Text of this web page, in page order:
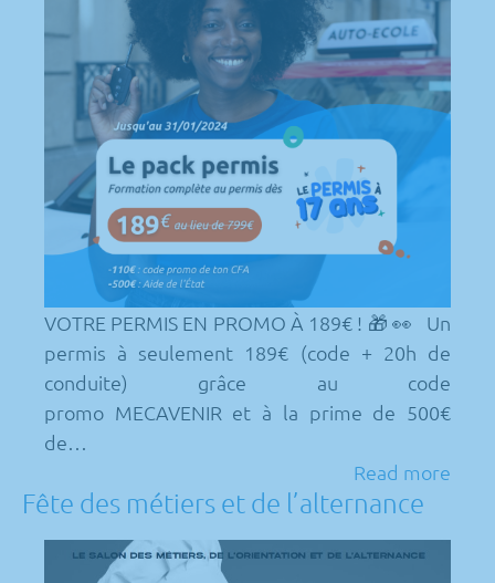
VOTRE PERMIS EN PROMO À 189€ ! 🎁 👀 Un
permis à seulement 189€ (code + 20h de
conduite) grâce au code
promo MECAVENIR et à la prime de 500€
de…
Read more
Fête des métiers et de l’alternance